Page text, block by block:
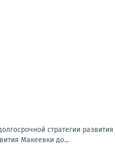
стратегии
Макеевки до...